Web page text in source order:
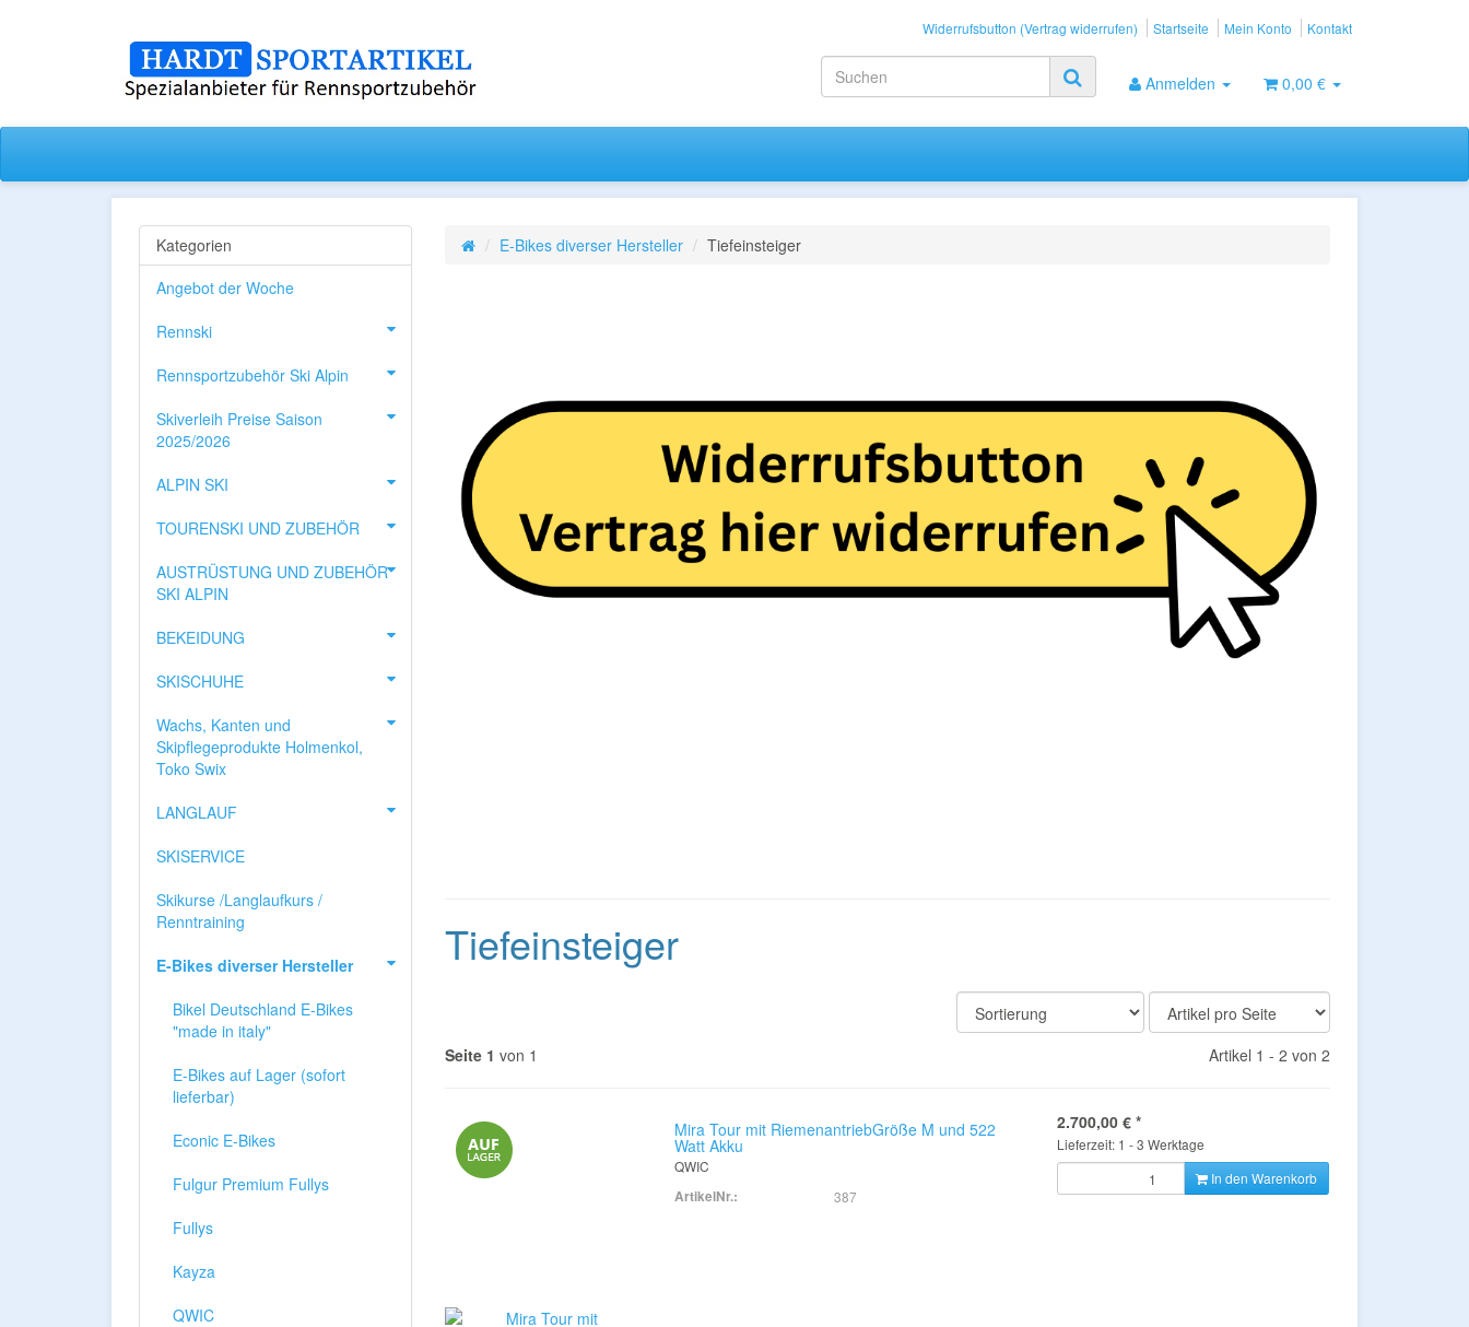
Widerrufsbutton (Vertrag widerrufen) Startseite Mein Konto Kontakt
Anmelden 0,00 €
E-Bikes diverser Hersteller Tiefeinsteiger
Tiefeinsteiger
Seite 1 von 1 Artikel 1 - 2 von 2
Mira Tour mit RiemenantriebGröße M und 522
Watt Akku
QWIC
ArtikelNr.:
387
2.700,00 € *
Lieferzeit: 1 - 3 Werktage
In den Warenkorb
Kategorien
Angebot der Woche
Rennski
Rennsportzubehör Ski Alpin
Skiverleih Preise Saison
2025/2026
ALPIN SKI
TOURENSKI UND ZUBEHÖR
AUSTRÜSTUNG UND ZUBEHÖR
SKI ALPIN
BEKEIDUNG
SKISCHUHE
Wachs, Kanten und
Skipflegeprodukte Holmenkol,
Toko Swix
LANGLAUF
SKISERVICE
Skikurse /Langlaufkurs /
Renntraining
E-Bikes diverser Hersteller
Bikel Deutschland E-Bikes
"made in italy"
E-Bikes auf Lager (sofort
lieferbar)
Econic E-Bikes
Fulgur Premium Fullys
Fullys
Kayza
QWIC